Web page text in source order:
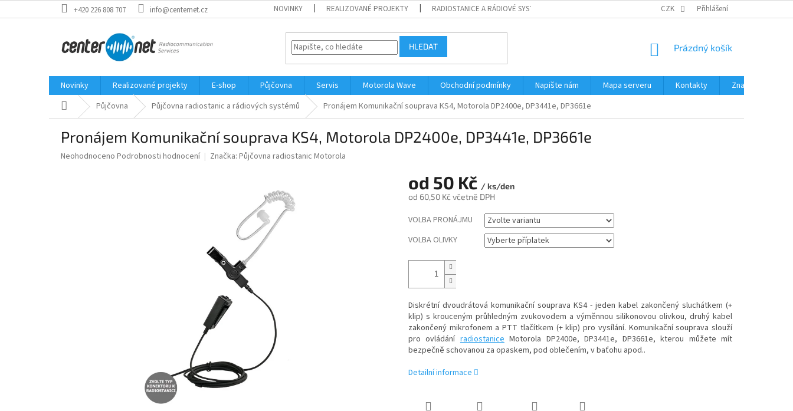
na
+420 226 808 707 info@centernet.cz NOVINKY REALIZOVANÉ PROJEKTY RADIOSTANICE A RÁDIOVÉ SYSTÉMY PŘÍSLUŠENSTVÍ RUČNÍ RADIOSTANICE PŮJČOVNA
CZK Přihlášení
HLEDAT
NÁKUPNÍ
Prázdný košík
Novinky Realizované projekty E-shop Půjčovna Servis Motorola Wave Obchodní podmínky Napište nám Mapa serveru Kontakty
Značky
Domů Půjčovna Půjčovna radiostanic a rádiových systémů Pronájem Komunikační souprava KS4, Motorola DP2400e, DP3441e, DP3661e
Pronájem Komunikační souprava KS4, Motorola DP2400e, DP3441e, DP3661e
Průměrné
Neohodnoceno Podrobnosti hodnocení Značka: Půjčovna radiostanic Motorola
od 50 Kč / ks/den
od 60,50 Kčvčetně DPH
cena:
VOLBA PRONÁJMU
VOLBA OLIVKY
Diskrétní dvoudrátová komunikační souprava KS4 - jeden kabel zakončený sluchátkem (+
klip) s krouceným průhledným zvukovodem a výměnnou silikonovou olivkou, druhý kabel
zakončený mikrofonem a PTT tlačítkem (+ klip) pro vysílání. Komunikační souprava slouží
pro ovládáníradiostaniceMotorola DP2400e, DP3441e, DP3661e, kterou můžete mít
bezpečně schovanou za opaskem, pod oblečením, v baťohu apod..
Detailní informace